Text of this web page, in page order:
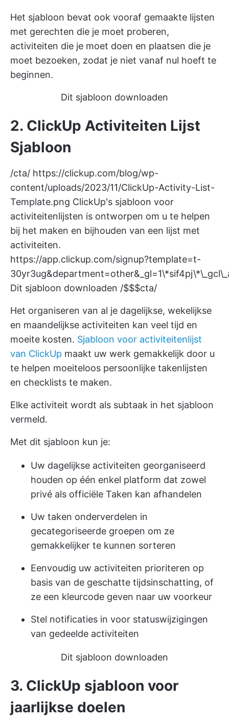
Het sjabloon bevat ook vooraf gemaakte lijsten
met gerechten die je moet proberen,
activiteiten die je moet doen en plaatsen die je
moet bezoeken, zodat je niet vanaf nul hoeft te
beginnen.
Dit sjabloon downloaden
2. ClickUp Activiteiten Lijst
Sjabloon
/cta/ https://clickup.com/blog/wp-
content/uploads/2023/11/ClickUp-Activity-List-
Template.png ClickUp's sjabloon voor
activiteitenlijsten is ontworpen om u te helpen
bij het maken en bijhouden van een lijst met
activiteiten.
https://app.clickup.com/signup?template=t-
Dit sjabloon downloaden /$$$cta/
Het organiseren van al je dagelijkse, wekelijkse
en maandelijkse activiteiten kan veel tijd en
moeite kosten. Sjabloon voor activiteitenlijst
van ClickUp maakt uw werk gemakkelijk door u
te helpen moeiteloos persoonlijke takenlijsten
en checklists te maken.
Elke activiteit wordt als subtaak in het sjabloon
vermeld.
Met dit sjabloon kun je:
Uw dagelijkse activiteiten georganiseerd
houden op één enkel platform dat zowel
privé als officiële Taken kan afhandelen
Uw taken onderverdelen in
gecategoriseerde groepen om ze
gemakkelijker te kunnen sorteren
Eenvoudig uw activiteiten prioriteren op
basis van de geschatte tijdsinschatting, of
ze een kleurcode geven naar uw voorkeur
Stel notificaties in voor statuswijzigingen
van gedeelde activiteiten
Dit sjabloon downloaden
3. ClickUp sjabloon voor
jaarlijkse doelen